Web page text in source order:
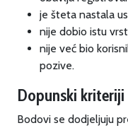
je šteta nastala
nije dobio istu
nije već bio
pozive.
Dopunski
Bodovi se dodjeljuju